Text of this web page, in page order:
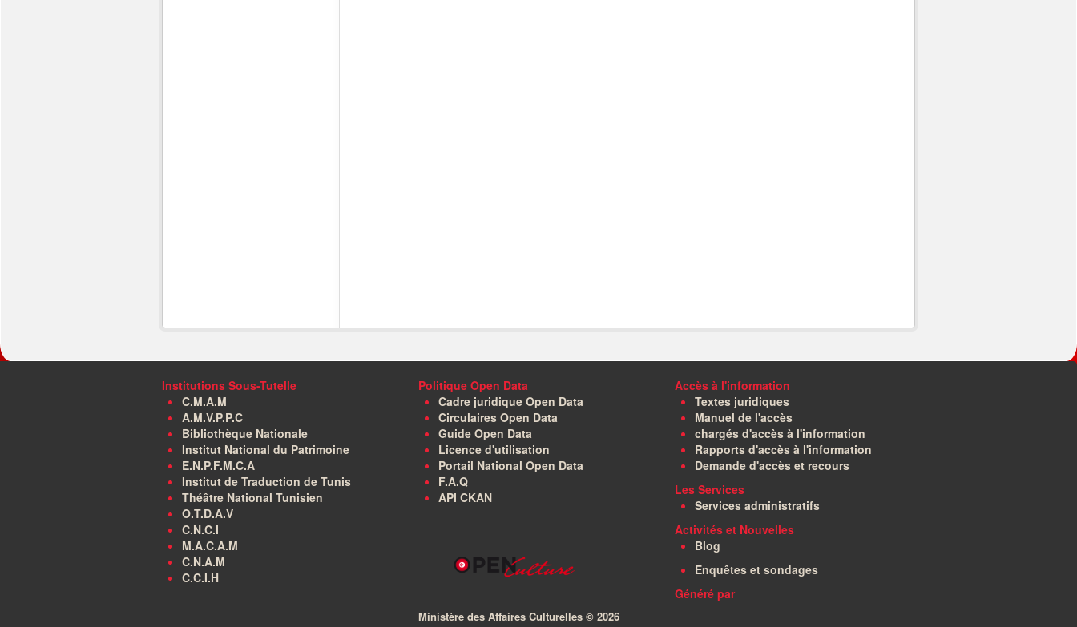
Institutions Sous-Tutelle
C.M.A.M
A.M.V.P.P.C
Bibliothèque Nationale
Institut National du Patrimoine
E.N.P.F.M.C.A
Institut de Traduction de Tunis
Théâtre National Tunisien
O.T.D.A.V
C.N.C.I
M.A.C.A.M
C.N.A.M
C.C.I.H
Politique Open Data
Cadre juridique Open Data
Circulaires Open Data
Guide Open Data
Licence d'utilisation
Portail National Open Data
F.A.Q
API CKAN
Ministère des Affaires Culturelles © 2026
Accès à l'information
Textes juridiques
Manuel de l'accès
chargés d'accès à l'information
Rapports d'accès à l'information
Demande d'accès et recours
Les Services
Services administratifs
Activités et Nouvelles
Blog
Enquêtes et sondages
Généré par